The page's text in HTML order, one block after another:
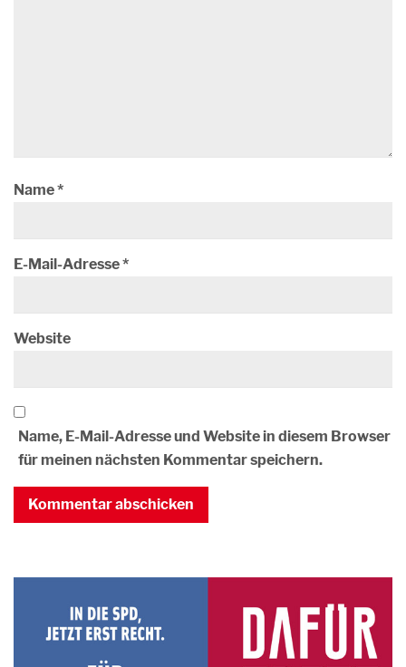
Name*
E-Mail-Adresse*
Website
Name, E-Mail-Adresse und Website in diesem Browser
für meinen nächsten Kommentar speichern.